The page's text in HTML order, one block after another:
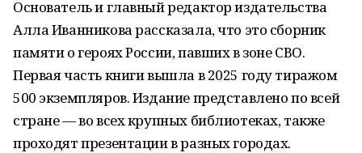
Основатель и главный редактор издательства
Алла Иванникова рассказала, что это сборник
памяти о героях России, павших в зоне СВО.
Первая часть книги вышла в 2025 году тиражом
500 экземпляров. Издание представлено по всей
стране — во всех крупных библиотеках, также
проходят презентации в разных городах.